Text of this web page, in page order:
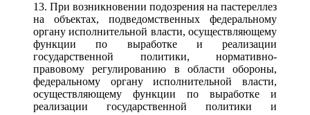
13. При возникновении подозрения на пастереллез
на объектах, подведомственных федеральному
органу исполнительной власти, осуществляющему
функции по выработке и реализации
государственной политики, нормативно-
правовому регулированию в области обороны,
федеральному органу исполнительной власти,
осуществляющему функции по выработке и
реализации государственной политики и